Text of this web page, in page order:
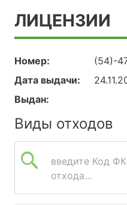
ЛИЦЕНЗИИ
Номер:
(54)-
Дата выдачи:
Выдан:
Виды отходов
введите Код
отхода...